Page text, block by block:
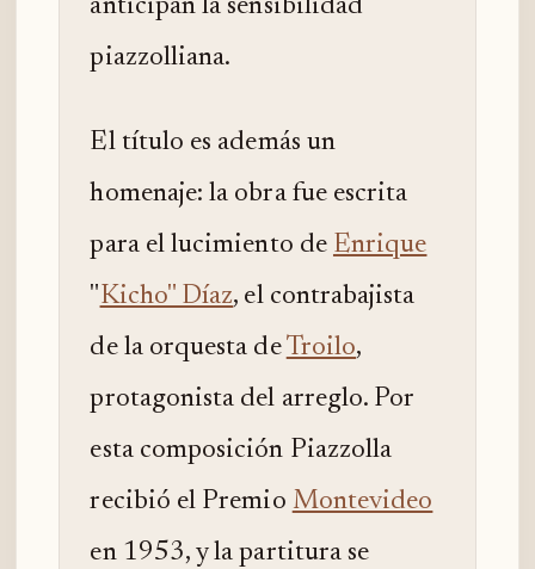
anticipan la sensibilidad
piazzolliana.
El título es además un
homenaje: la obra fue escrita
para el lucimiento de Enrique
"Kicho" Díaz, el contrabajista
de la orquesta deTroilo,
protagonista del arreglo. Por
esta composición Piazzolla
recibió el Premio Montevideo
en 1953, y la partitura se